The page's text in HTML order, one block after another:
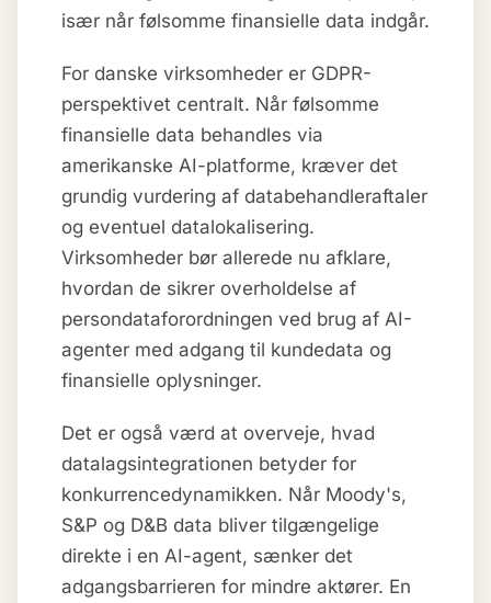
især når følsomme finansielle data indgår.
For danske virksomheder er GDPR-
perspektivet centralt. Når følsomme
finansielle data behandles via
amerikanske AI-platforme, kræver det
grundig vurdering af databehandleraftaler
og eventuel datalokalisering.
Virksomheder bør allerede nu afklare,
hvordan de sikrer overholdelse af
persondataforordningen ved brug af AI-
agenter med adgang til kundedata og
finansielle oplysninger.
Det er også værd at overveje, hvad
datalagsintegrationen betyder for
konkurrencedynamikken. Når Moody's,
S&P og D&B data bliver tilgængelige
direkte i en AI-agent, sænker det
adgangsbarrieren for mindre aktører. En